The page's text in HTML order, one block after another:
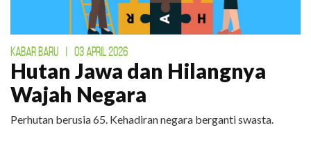
KABAR BARU 03 APRIL 2026
Hutan Jawa dan Hilangnya
Wajah Negara
Perhutan berusia 65. Kehadiran negara berganti swasta.